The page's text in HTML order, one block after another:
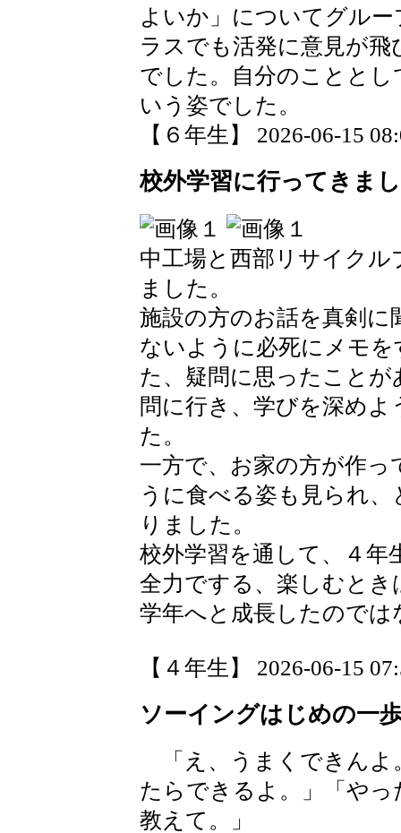
よいか」についてグル
ラスでも活発に意見が
でした。自分のことと
いう姿でした。
【６年生】 2026-06-15
校外学習に行ってきま
中工場と西部リサイク
ました。
施設の方のお話を真剣
ないように必死にメモ
た、疑問に思ったこと
問に行き、学びを深め
た。
一方で、お家の方が作
うに食べる姿も見られ
りました。
校外学習を通して、４年
全力でする、楽しむと
学年へと成長したので
【４年生】 2026-06-15
ソーイングはじめの一
「え、うまくできんよ
たらできるよ。」「や
教えて。」